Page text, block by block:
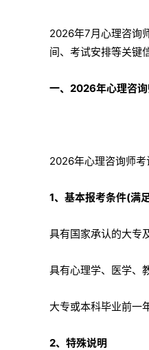
2026年7月心理咨询
间、考试安排等关键
一、2026年心理咨
2026年心理咨询师考
1、基本报考条件(满
具有国家承认的大专
具有心理学、医学、
大专或本科毕业前一
2、特殊说明